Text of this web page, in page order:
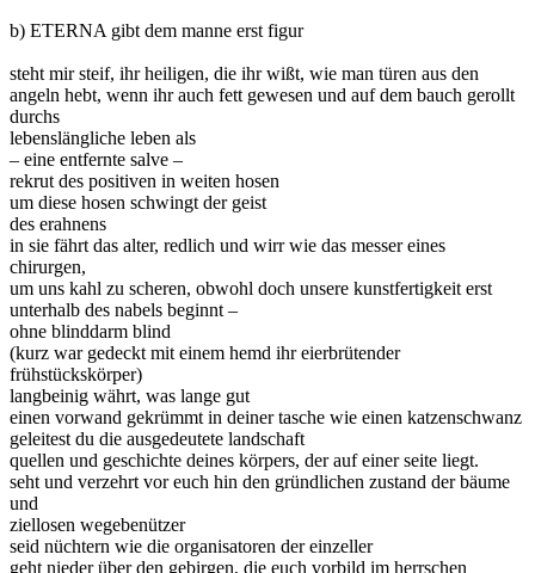
b) ETERNA gibt dem manne erst figur
steht mir steif, ihr heiligen, die ihr wißt, wie man türen aus den
angeln hebt, wenn ihr auch fett gewesen und auf dem bauch gerollt
durchs
lebenslängliche leben als
– eine entfernte salve –
rekrut des positiven in weiten hosen
um diese hosen schwingt der geist
des erahnens
in sie fährt das alter, redlich und wirr wie das messer eines
chirurgen,
um uns kahl zu scheren, obwohl doch unsere kunstfertigkeit erst
unterhalb des nabels beginnt –
ohne blinddarm blind
(kurz war gedeckt mit einem hemd ihr eierbrütender
frühstückskörper)
langbeinig währt, was lange gut
einen vorwand gekrümmt in deiner tasche wie einen katzenschwanz
geleitest du die ausgedeutete landschaft
quellen und geschichte deines körpers, der auf einer seite liegt.
seht und verzehrt vor euch hin den gründlichen zustand der bäume
und
ziellosen wegebenützer
seid nüchtern wie die organisatoren der einzeller
geht nieder über den gebirgen, die euch vorbild im herrschen